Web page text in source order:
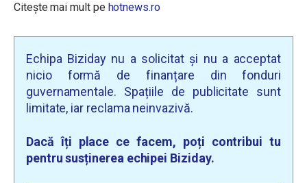
Citește mai mult pe hotnews.ro
Echipa Biziday nu a solicitat și nu a acceptat
nicio formă de finanțare din fonduri
guvernamentale. Spațiile de publicitate sunt
limitate, iar reclama neinvazivă.
Dacă îți place ce facem, poți contribui tu
pentru susținerea echipei Biziday.